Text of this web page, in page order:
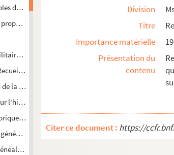
des Cévennes, par M. l'abbé Valette, p[rieur] d[e]
des Cévennes, par un capitaine de cavalerie
sur le règne de Louis XIV, de 1692 à 1714 ;
d'édits et déclarations concernant les
la révérende mère Angélique de S. Jean, religieuse
l'histoire du Languedoc.
diverses.
de plusieurs familles françaises.
Division
Titre
Importance matérielle
Présentation du
contenu
Citer ce document : https://